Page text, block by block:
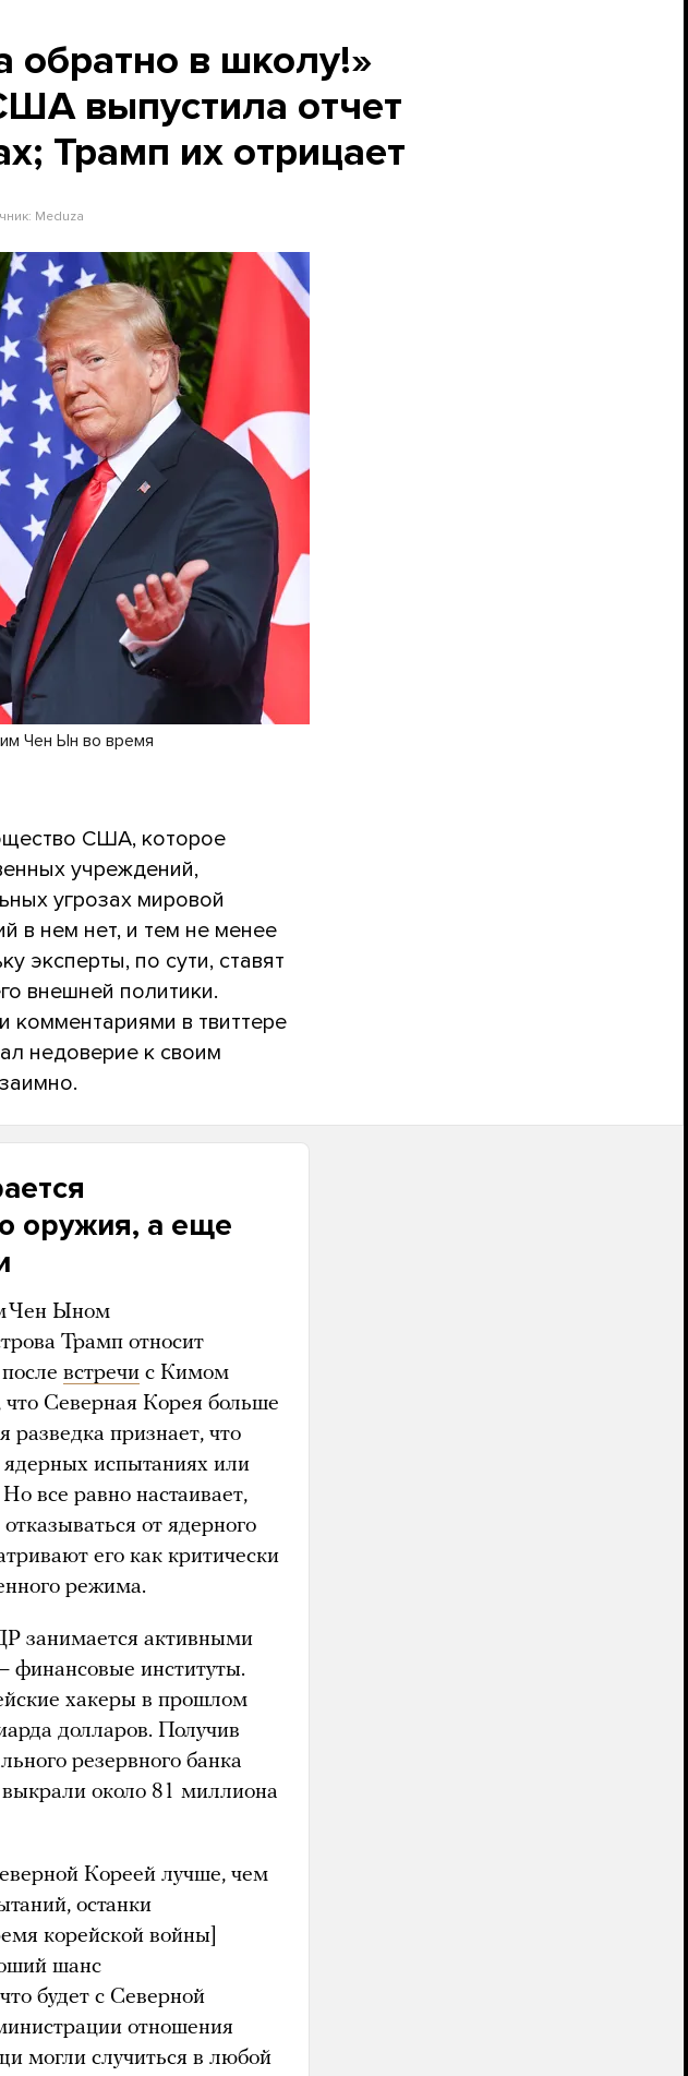
в школу!»
выпустила отчет
Трамп их отрицает
Meduza
Чен Ын во время
США, которое
учреждений,
угрозах мировой
в нем нет, и тем не менее
эксперты, по сути, ставят
внешней политики.
комментариями в твиттере
недоверие к своим
оружия, а еще
Чен Ыном
Трамп относит
встречи с Кимом
что Северная Корея больше
разведка признает, что
ядерных испытаниях или
все равно настаивает,
от ядерного
его как критически
режима.
занимается активными
финансовые институты.
хакеры в прошлом
долларов. Получив
резервного банка
около 81 миллиона
Кореей лучше, чем
останки
корейской войны]
шанс
будет с Северной
отношения
могли случиться в любой